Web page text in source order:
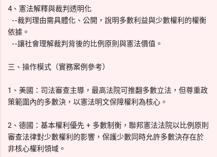
4、憲法解釋與裁判透明化
--裁判理由需具體化、公開，說明多數利益與少數權利的權衡
依據。
--讓社會理解裁判背後的比例原則與憲法價值。
三、操作模式（實務案例參考）
1、美國：司法審查主導，最高法院可推翻多數立法，但尊重政
策範圍內的多數決，以憲法明文保障權利為核心。
2、德國：基本權利優先 + 多數制衡，聯邦憲法法院以比例原則
審查法律對少數權利的影響，保護少數同時允許多數決存在於
非核心權利領域。